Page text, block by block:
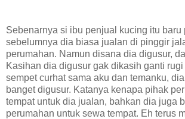
Sebenarnya si ibu penjual kucing itu baru
sebelumnya dia biasa jualan di pinggir
perumahan. Namun disana dia digusur,
Kasihan dia digusur gak dikasih ganti
sempet curhat sama aku dan temanku,
banget digusur. Katanya kenapa pihak
tempat untuk dia jualan, bahkan dia juga
perumahan untuk sewa tempat. Eh terus